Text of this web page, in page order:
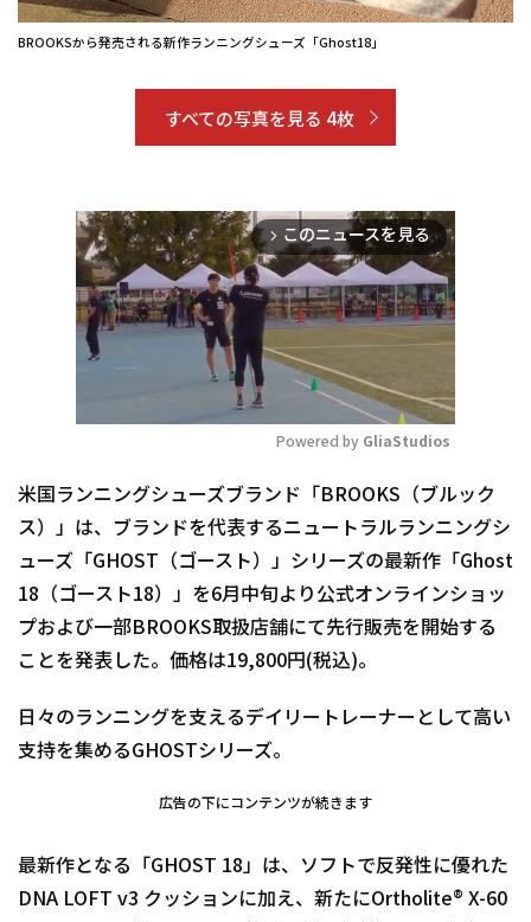
BROOKSから発売される新作ランニングシューズ「Ghost18」
すべての写真を見る 4枚
arrow_forward_ios このニュースを見る
Mute
Powered by GliaStudios
米国ランニングシューズブランド「BROOKS（ブルック
ス）」は、ブランドを代表するニュートラルランニングシ
ューズ「GHOST（ゴースト）」シリーズの最新作「Ghost
18（ゴースト18）」を6月中旬より公式オンラインショッ
プおよび一部BROOKS取扱店舗にて先行販売を開始する
ことを発表した。価格は19,800円(税込)。
日々のランニングを支えるデイリートレーナーとして高い
支持を集めるGHOSTシリーズ。
広告の下にコンテンツが続きます
最新作となる「GHOST 18」は、ソフトで反発性に優れた
DNA LOFT v3 クッションに加え、新たにOrtholite® X-60